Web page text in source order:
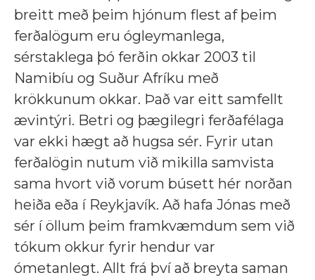
breitt með þeim hjónum flest af þeim
ferðalögum eru ógleymanlega,
sérstaklega þó ferðin okkar 2003 til
Namibíu og Suður Afríku með
krökkunum okkar. Það var eitt samfellt
ævintýri. Betri og þægilegri ferðafélaga
var ekki hægt að hugsa sér. Fyrir utan
ferðalögin nutum við mikilla samvista
sama hvort við vorum búsett hér norðan
heiða eða í Reykjavík. Að hafa Jónas með
sér í öllum þeim framkvæmdum sem við
tókum okkur fyrir hendur var
ómetanlegt. Allt frá því að breyta saman